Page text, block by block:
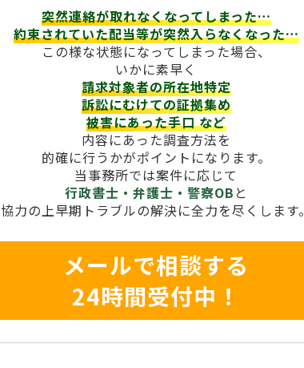
突然連絡が取れなくなってしまった…
約束されていた配当等が突然入らなくなった…
この様な状態になってしまった場合、
いかに素早く
請求対象者の所在地特定
訴訟にむけての証拠集め
被害にあった手口など
内容にあった調査方法を
的確に行うかがポイントになります。
当事務所では案件に応じて
行政書士・弁護士・警察OB と
協力の上早期トラブルの解決に全力を尽くします。
メールで相談する
24時間受付中！